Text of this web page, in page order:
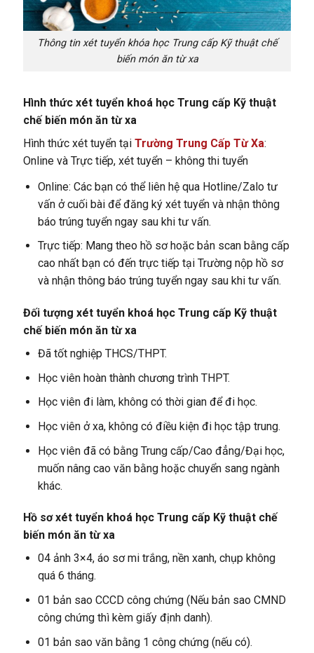
Thông tin xét tuyển khóa học Trung cấp Kỹ thuật chế
biến món ăn từ xa
Hình thức xét tuyển khoá học Trung cấp Kỹ thuật
chế biến món ăn từ xa
Hình thức xét tuyển tại Trường Trung Cấp Từ Xa:
Online và Trực tiếp, xét tuyển – không thi tuyển
Online: Các bạn có thể liên hệ qua Hotline/Zalo tư
vấn ở cuối bài để đăng ký xét tuyển và nhận thông
báo trúng tuyển ngay sau khi tư vấn.
Trực tiếp: Mang theo hồ sơ hoặc bản scan bằng cấp
cao nhất bạn có đến trực tiếp tại Trường nộp hồ sơ
và nhận thông báo trúng tuyển ngay sau khi tư vấn.
Đối tượng xét tuyển khoá học Trung cấp Kỹ thuật
chế biến món ăn từ xa
Đã tốt nghiệp THCS/THPT.
Học viên hoàn thành chương trình THPT.
Học viên đi làm, không có thời gian để đi học.
Học viên ở xa, không có điều kiện đi học tập trung.
Học viên đã có bằng Trung cấp/Cao đẳng/Đại học,
muốn nâng cao văn bằng hoặc chuyển sang ngành
khác.
Hồ sơ xét tuyển khoá học Trung cấp Kỹ thuật chế
biến món ăn từ xa
04 ảnh 3×4, áo sơ mi trắng, nền xanh, chụp không
quá 6 tháng.
01 bản sao CCCD công chứng (Nếu bản sao CMND
công chứng thì kèm giấy định danh).
01 bản sao văn bằng 1 công chứng (nếu có).